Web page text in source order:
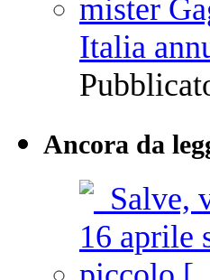
Italia
Ancora da